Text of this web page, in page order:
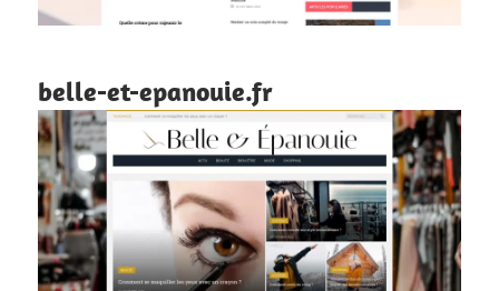
belle-et-epanouie.fr